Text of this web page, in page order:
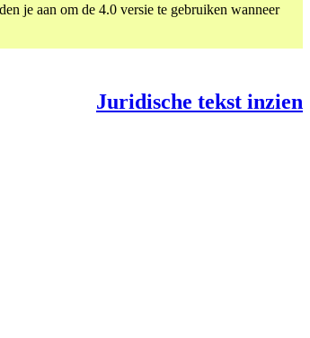
je aan om de 4.0 versie te gebruiken wanneer
Juridische tekst inzien